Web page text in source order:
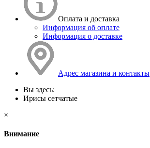
Оплата и доставка
Информация об оплате
Информация о доставке
Адрес магазина и контакты
Вы здесь:
Ирисы сетчатые
×
Внимание